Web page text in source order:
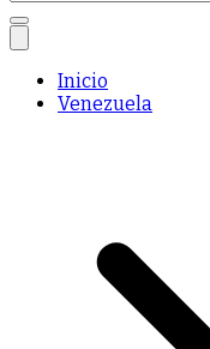
Inicio
Venezuela